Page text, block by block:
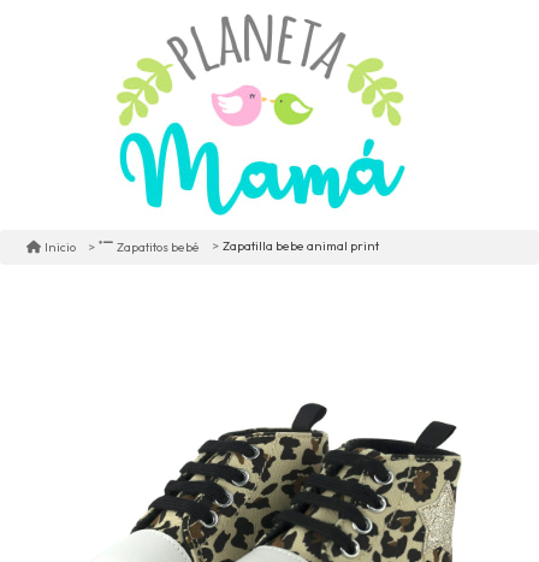
Inicio Zapatitos bebé Zapatilla bebe animal print